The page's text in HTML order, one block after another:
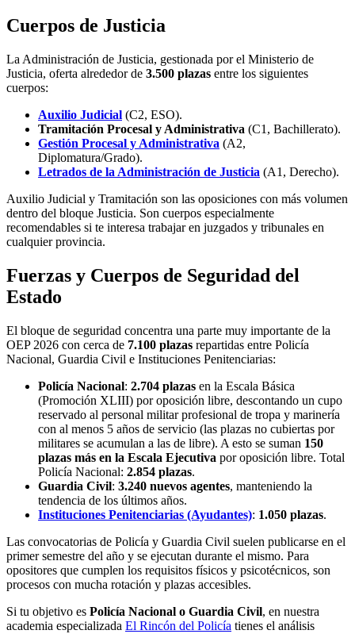
Cuerpos de Justicia
La Administración de Justicia, gestionada por el Ministerio de
Justicia, oferta alrededor de 3.500 plazas entre los siguientes
cuerpos:
Auxilio Judicial (C2, ESO).
Tramitación Procesal y Administrativa (C1, Bachillerato).
Gestión Procesal y Administrativa (A2,
Diplomatura/Grado).
Letrados de la Administración de Justicia (A1, Derecho).
Auxilio Judicial y Tramitación son las oposiciones con más volumen
dentro del bloque Justicia. Son cuerpos especialmente
recomendables si te interesa trabajar en juzgados y tribunales en
cualquier provincia.
Fuerzas y Cuerpos de Seguridad del
Estado
El bloque de seguridad concentra una parte muy importante de la
OEP 2026 con cerca de 7.100 plazas repartidas entre Policía
Nacional, Guardia Civil e Instituciones Penitenciarias:
Policía Nacional: 2.704 plazas en la Escala Básica
(Promoción XLIII) por oposición libre, descontando un cupo
reservado al personal militar profesional de tropa y marinería
con al menos 5 años de servicio (las plazas no cubiertas por
militares se acumulan a las de libre). A esto se suman 150
plazas más en la Escala Ejecutiva por oposición libre. Total
Policía Nacional: 2.854 plazas.
Guardia Civil: 3.240 nuevos agentes, manteniendo la
tendencia de los últimos años.
Instituciones Penitenciarias (Ayudantes): 1.050 plazas.
Las convocatorias de Policía y Guardia Civil suelen publicarse en el
primer semestre del año y se ejecutan durante el mismo. Para
opositores que cumplen los requisitos físicos y psicotécnicos, son
procesos con mucha rotación y plazas accesibles.
Si tu objetivo es Policía Nacional o Guardia Civil, en nuestra
academia especializada El Rincón del Policía tienes el análisis